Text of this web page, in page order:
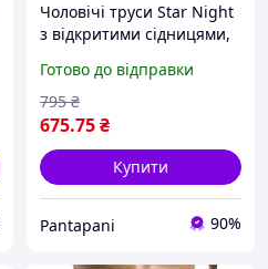
Чоловічі труси Star Night
з відкритими сідницями,
Готово до відправки
675.75₴
795 ₴
Купити
Pantapani 90%